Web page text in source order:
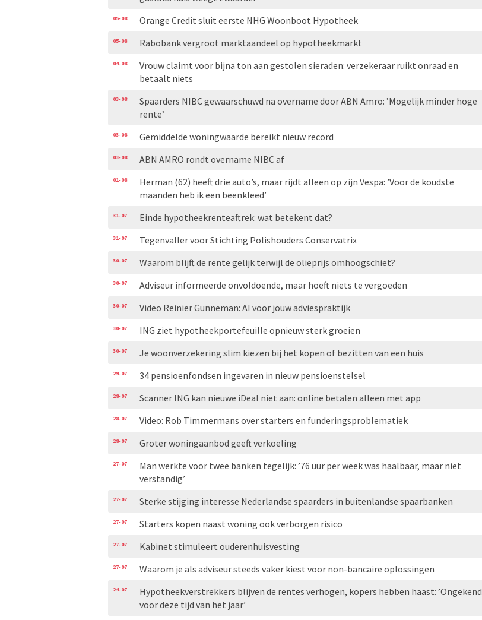
05-08 Orange Credit sluit eerste NHG Woonboot Hypotheek
05-08 Rabobank vergroot marktaandeel op hypotheekmarkt
04-08
Vrouw claimt voor bijna ton aan gestolen sieraden: verzekeraar ruikt onraad en
betaalt niets
03-08
Spaarders NIBC gewaarschuwd na overname door ABN Amro: ’Mogelijk minder hoge
rente’
03-08 Gemiddelde woningwaarde bereikt nieuw record
03-08 ABN AMRO rondt overname NIBC af
01-08
Herman (62) heeft drie auto’s, maar rijdt alleen op zijn Vespa: ’Voor de koudste
maanden heb ik een beenkleed’
31-07 Einde hypotheekrenteaftrek: wat betekent dat?
31-07 Tegenvaller voor Stichting Polishouders Conservatrix
30-07 Waarom blijft de rente gelijk terwijl de olieprijs omhoogschiet?
30-07 Adviseur informeerde onvoldoende, maar hoeft niets te vergoeden
30-07 Video Reinier Gunneman: AI voor jouw adviespraktijk
30-07 ING ziet hypotheekportefeuille opnieuw sterk groeien
30-07 Je woonverzekering slim kiezen bij het kopen of bezitten van een huis
29-07 34 pensioenfondsen ingevaren in nieuw pensioenstelsel
28-07 Scanner ING kan nieuwe iDeal niet aan: online betalen alleen met app
28-07 Video: Rob Timmermans over starters en funderingsproblematiek
28-07 Groter woningaanbod geeft verkoeling
27-07
Man werkte voor twee banken tegelijk: ’76 uur per week was haalbaar, maar niet
verstandig’
27-07 Sterke stijging interesse Nederlandse spaarders in buitenlandse spaarbanken
27-07 Starters kopen naast woning ook verborgen risico
27-07 Kabinet stimuleert ouderenhuisvesting
27-07 Waarom je als adviseur steeds vaker kiest voor non-bancaire oplossingen
24-07
Hypotheekverstrekkers blijven de rentes verhogen, kopers hebben haast: ’Ongekend
voor deze tijd van het jaar’